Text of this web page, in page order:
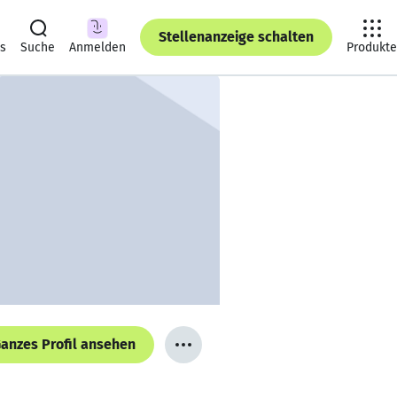
Suche Anmelden
Stellenanzeige schalten
Produkte
Profil ansehen